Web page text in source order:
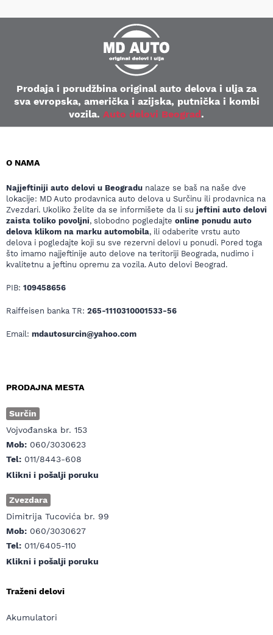
Prodaja i porudžbina original auto delova i ulja za
sva evropska, američka i azijska, putnička i kombi
vozila. Auto delovi Beograd.
O NAMA
Najjeftiniji auto delovi u Beogradu nalaze se baš na naše dve
lokacije: MD Auto prodavnica auto delova u Surčinu ili prodavnica na
Zvezdari. Ukoliko želite da se informišete da li su jeftini auto delovi
zaista toliko povoljni, slobodno pogledajte online ponudu auto
delova klikom na marku automobila, ili odaberite vrstu auto
delova i pogledajte koji su sve rezervni delovi u ponudi. Pored toga
što imamo najjeftinije auto delove na teritoriji Beograda, nudimo i
kvalitetnu a jeftinu opremu za vozila. Auto delovi Beograd.
PIB: 109458656
Raiffeisen banka TR: 265-1110310001533-56
Email: mdautosurcin@yahoo.com
PRODAJNA MESTA
Surčin
Vojvođanska br. 153
Mob: 060/3030623
Tel: 011/8443-608
Klikni i pošalji poruku
Zvezdara
Dimitrija Tucovića br. 99
Mob: 060/3030627
Tel: 011/6405-110
Klikni i pošalji poruku
Traženi delovi
Akumulatori